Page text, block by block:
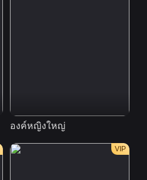
01:47
ชีวิตประจำวันของนักกิน
องค์หญิงใหญ่
VIP